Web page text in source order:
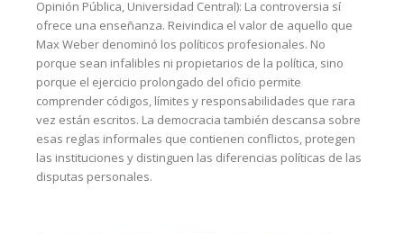
Opinión Pública, Universidad Central): La controversia sí
ofrece una enseñanza. Reivindica el valor de aquello que
Max Weber denominó los políticos profesionales. No
porque sean infalibles ni propietarios de la política, sino
porque el ejercicio prolongado del oficio permite
comprender códigos, límites y responsabilidades que rara
vez están escritos. La democracia también descansa sobre
esas reglas informales que contienen conflictos, protegen
las instituciones y distinguen las diferencias políticas de las
disputas personales.